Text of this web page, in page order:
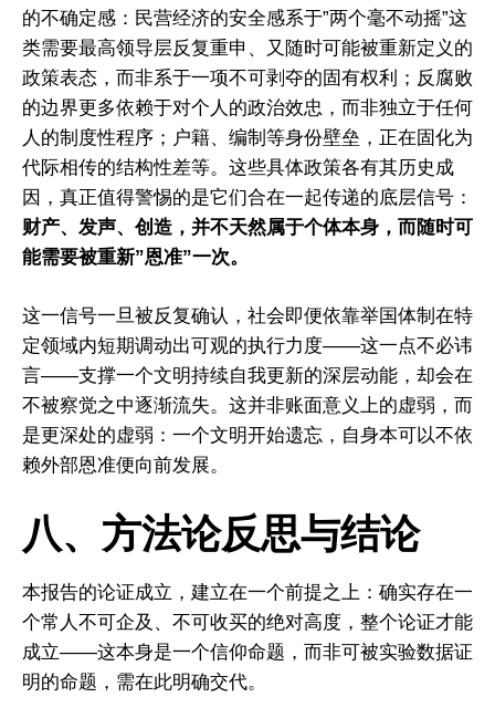
請訂閱《問道研究所》簡訊
的不确定感：民营经济的安全感系于”两个毫不动摇”这
类需要最高领导层反复重申、又随时可能被重新定义的
政策表态，而非系于一项不可剥夺的固有权利；反腐败
的边界更多依赖于对个人的政治效忠，而非独立于任何
人的制度性程序；户籍、编制等身份壁垒，正在固化为
代际相传的结构性差等。这些具体政策各有其历史成
因，真正值得警惕的是它们合在一起传递的底层信号：
财产、发声、创造，并不天然属于个体本身，而随时可
能需要被重新”恩准”一次。
这一信号一旦被反复确认，社会即便依靠举国体制在特
定领域内短期调动出可观的执行力度——这一点不必讳
言——支撑一个文明持续自我更新的深层动能，却会在
不被察觉之中逐渐流失。这并非账面意义上的虚弱，而
是更深处的虚弱：一个文明开始遗忘，自身本可以不依
赖外部恩准便向前发展。
八、方法论反思与结论
本报告的论证成立，建立在一个前提之上：确实存在一
个常人不可企及、不可收买的绝对高度，整个论证才能
成立——这本身是一个信仰命题，而非可被实验数据证
明的命题，需在此明确交代。